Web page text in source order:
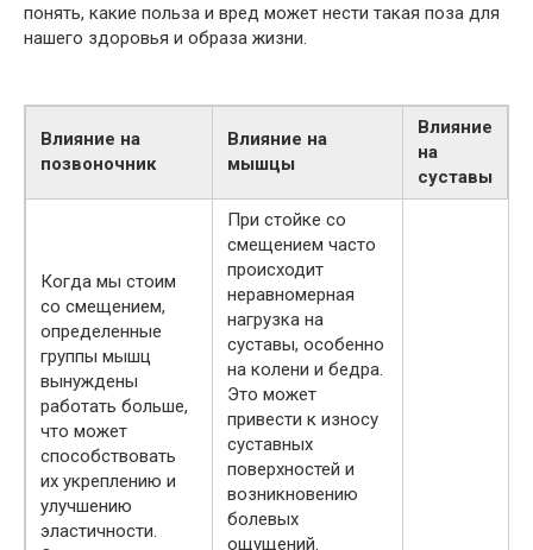
понять, какие польза и вред может нести такая поза для
нашего здоровья и образа жизни.
Влияние на
позвоночник
Влияние на
мышцы
Влияние
на
суставы
Когда мы стоим
со смещением,
определенные
группы мышц
вынуждены
работать больше,
что может
способствовать
их укреплению и
улучшению
эластичности.
При стойке со
смещением часто
происходит
неравномерная
нагрузка на
суставы, особенно
на колени и бедра.
Это может
привести к износу
суставных
поверхностей и
возникновению
болевых
ощущений.